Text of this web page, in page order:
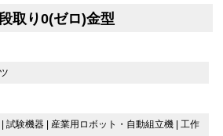
取り0(ゼロ)金型
| 試験機器 | 産業用ロボット・自動組立機 | 工作